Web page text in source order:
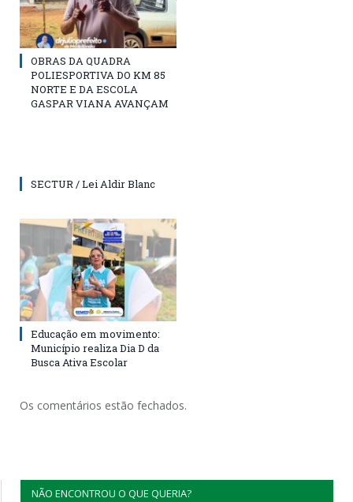
OBRAS DA QUADRA
POLIESPORTIVA DO KM 85
NORTE E DA ESCOLA
GASPAR VIANA AVANÇAM
SECTUR / Lei Aldir Blanc
Educação em movimento:
Município realiza Dia D da
Busca Ativa Escolar
Os comentários estão fechados.
NÃO ENCONTROU O QUE QUERIA?